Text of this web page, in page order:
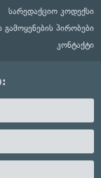
სარედაქციო კოდექსი
გამოყენების პირობები
კონტაქტი